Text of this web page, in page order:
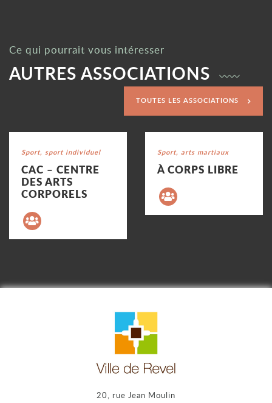
Ce qui pourrait vous intéresser
AUTRES ASSOCIATIONS
TOUTES LES ASSOCIATIONS
Catégorie : "
Sport, sport individuel
CAC – CENTRE
DES ARTS
CORPORELS
Catégorie : "
Sport, arts martiaux
À CORPS LIBRE
20, rue Jean Moulin